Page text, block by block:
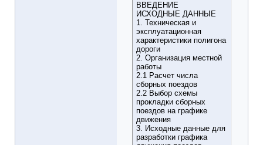
ВВЕДЕНИЕ
ИСХОДНЫЕ ДАННЫЕ
1. Техническая и
эксплуатационная
характеристики полигона
дороги
2. Организация местной
работы
2.1 Расчет числа
сборных поездов
2.2 Выбор схемы
прокладки сборных
поездов на графике
движения
3. Исходные данные для
разработки графика